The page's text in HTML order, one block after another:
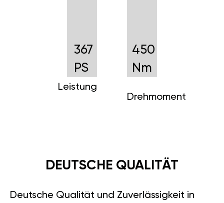
367
PS
Leistung
450
Nm
Drehmoment
DEUTSCHE QUALITÄT
Deutsche Qualität und Zuverlässigkeit in